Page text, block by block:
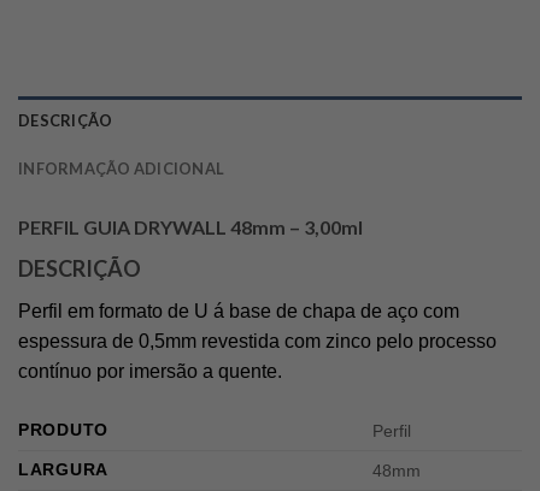
DESCRIÇÃO
INFORMAÇÃO ADICIONAL
PERFIL GUIA DRYWALL 48mm – 3,00ml
DESCRIÇÃO
Perfil em formato de U á base de chapa de aço com
espessura de 0,5mm revestida com zinco pelo processo
contínuo por imersão a quente.
PRODUTO
Perfil
LARGURA
48mm